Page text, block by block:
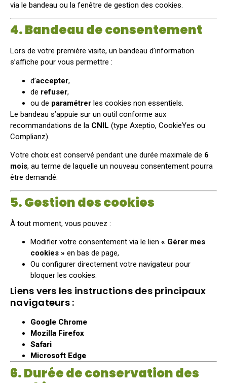
via le bandeau ou la fenêtre de gestion des cookies.
4. Bandeau de consentement
Lors de votre première visite, un bandeau d’information
s’affiche pour vous permettre :
d’accepter,
de refuser,
ou de paramétrer les cookies non essentiels.
Le bandeau s’appuie sur un outil conforme aux
recommandations de la CNIL (type Axeptio, CookieYes ou
Complianz).
Votre choix est conservé pendant une durée maximale de 6
mois, au terme de laquelle un nouveau consentement pourra
être demandé.
5. Gestion des cookies
À tout moment, vous pouvez :
Modifier votre consentement via le lien « Gérer mes
cookies » en bas de page,
Ou configurer directement votre navigateur pour
bloquer les cookies.
Liens vers les instructions des principaux
navigateurs :
Google Chrome
Mozilla Firefox
Safari
Microsoft Edge
6. Durée de conservation des